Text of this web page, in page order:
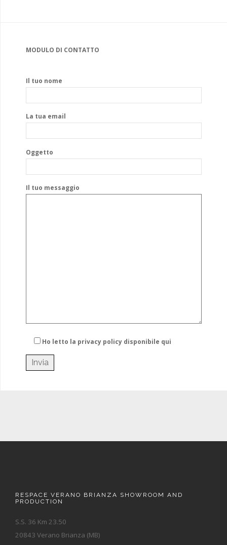
MODULO DI CONTATTO
Il tuo nome
La tua email
Oggetto
Il tuo messaggio
Ho letto la privacy policy disponibile qui
RESPACE VERANO BRIANZA SHOWROOM AND
PRODUCTION
S.S. 36 Km 23.50
20843 Verano Brianza (MB)